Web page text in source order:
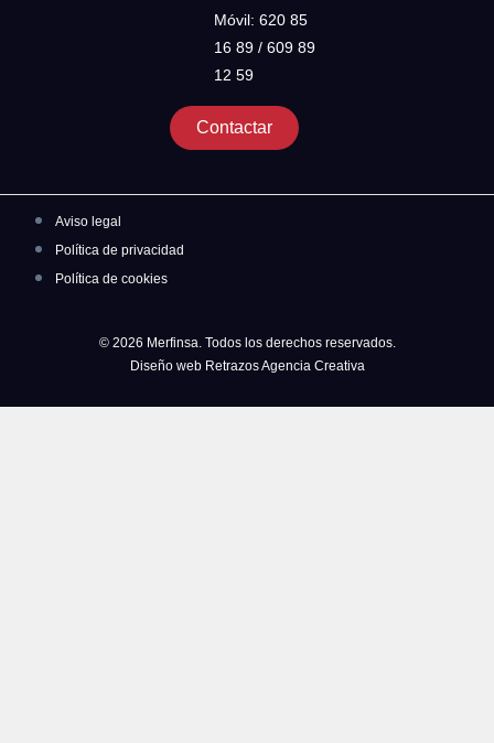
Móvil: 620 85
16 89 / 609 89
12 59
Contactar
Aviso legal
Política de privacidad
Política de cookies
© 2026 Merfinsa. Todos los derechos reservados.
Diseño web Retrazos Agencia Creativa